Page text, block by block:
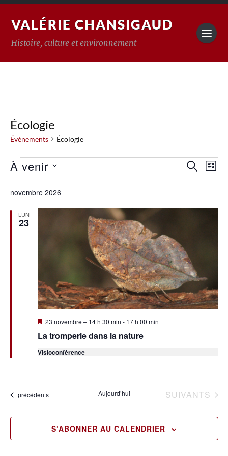
VALÉRIE CHANSIGAUD
Histoire, culture et environnement
Écologie
Évènements Écologie
LISTE
À venir
date.
novembre 2026
LUN
23
La tromperie dans la nature
Mis
avant
23 novembre – 14 h 30 min - 17 h 00 min
Visioconférence
Évènements
précédents Aujourd’hui ÉVÈNEMENTS
SUIVANTS
S’ABONNER AU CALENDRIER